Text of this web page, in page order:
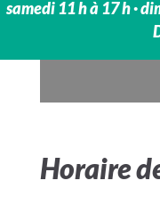
samedi 11 h à 17 h ·
Horaire